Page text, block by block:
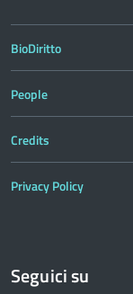
BioDiritto
People
Credits
Privacy Policy
Seguici su